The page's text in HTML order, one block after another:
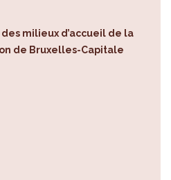
milieux d’accueil de la
de Bruxelles-Capitale